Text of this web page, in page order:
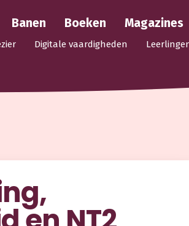
Banen Boeken Magazines
Digitale vaardigheden